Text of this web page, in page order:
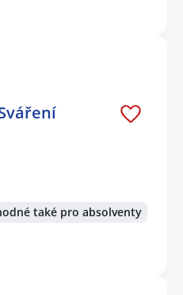
také pro absolventy